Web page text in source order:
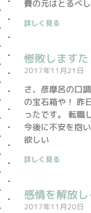
費の元はとるべ
詳しく見る
惨敗しますた
2017年11月21日
さ、彦摩呂の口
の宝石箱や！ 昨
ったです。 転職
今後に不安を抱
欲しい
詳しく見る
感情を解放
2017年11月20日